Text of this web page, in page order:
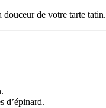
de votre tarte tatin.
d’épinard.